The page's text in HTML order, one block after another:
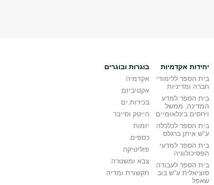
יחידות אקדמיות
בית הספר ללימודי
חברה ומדיניות
בית הספר למדע
המדינה, ממשל
ויחסים בינלאומיים
בית הספר לכלכלה
ע"ש איתן ברגלס
בית הספר למדעי
הפסיכולוגיה
בית הספר לעבודה
סוציאלית ע"ש בוב
שאפל
בוגרות ובוגרים
אקדמיה
אקטיביזם
בכירות.ים
הייטק וסייבר
יזמות
כספים
פוליטיקה
צבא ומשטרה
תקשורת ומדיה